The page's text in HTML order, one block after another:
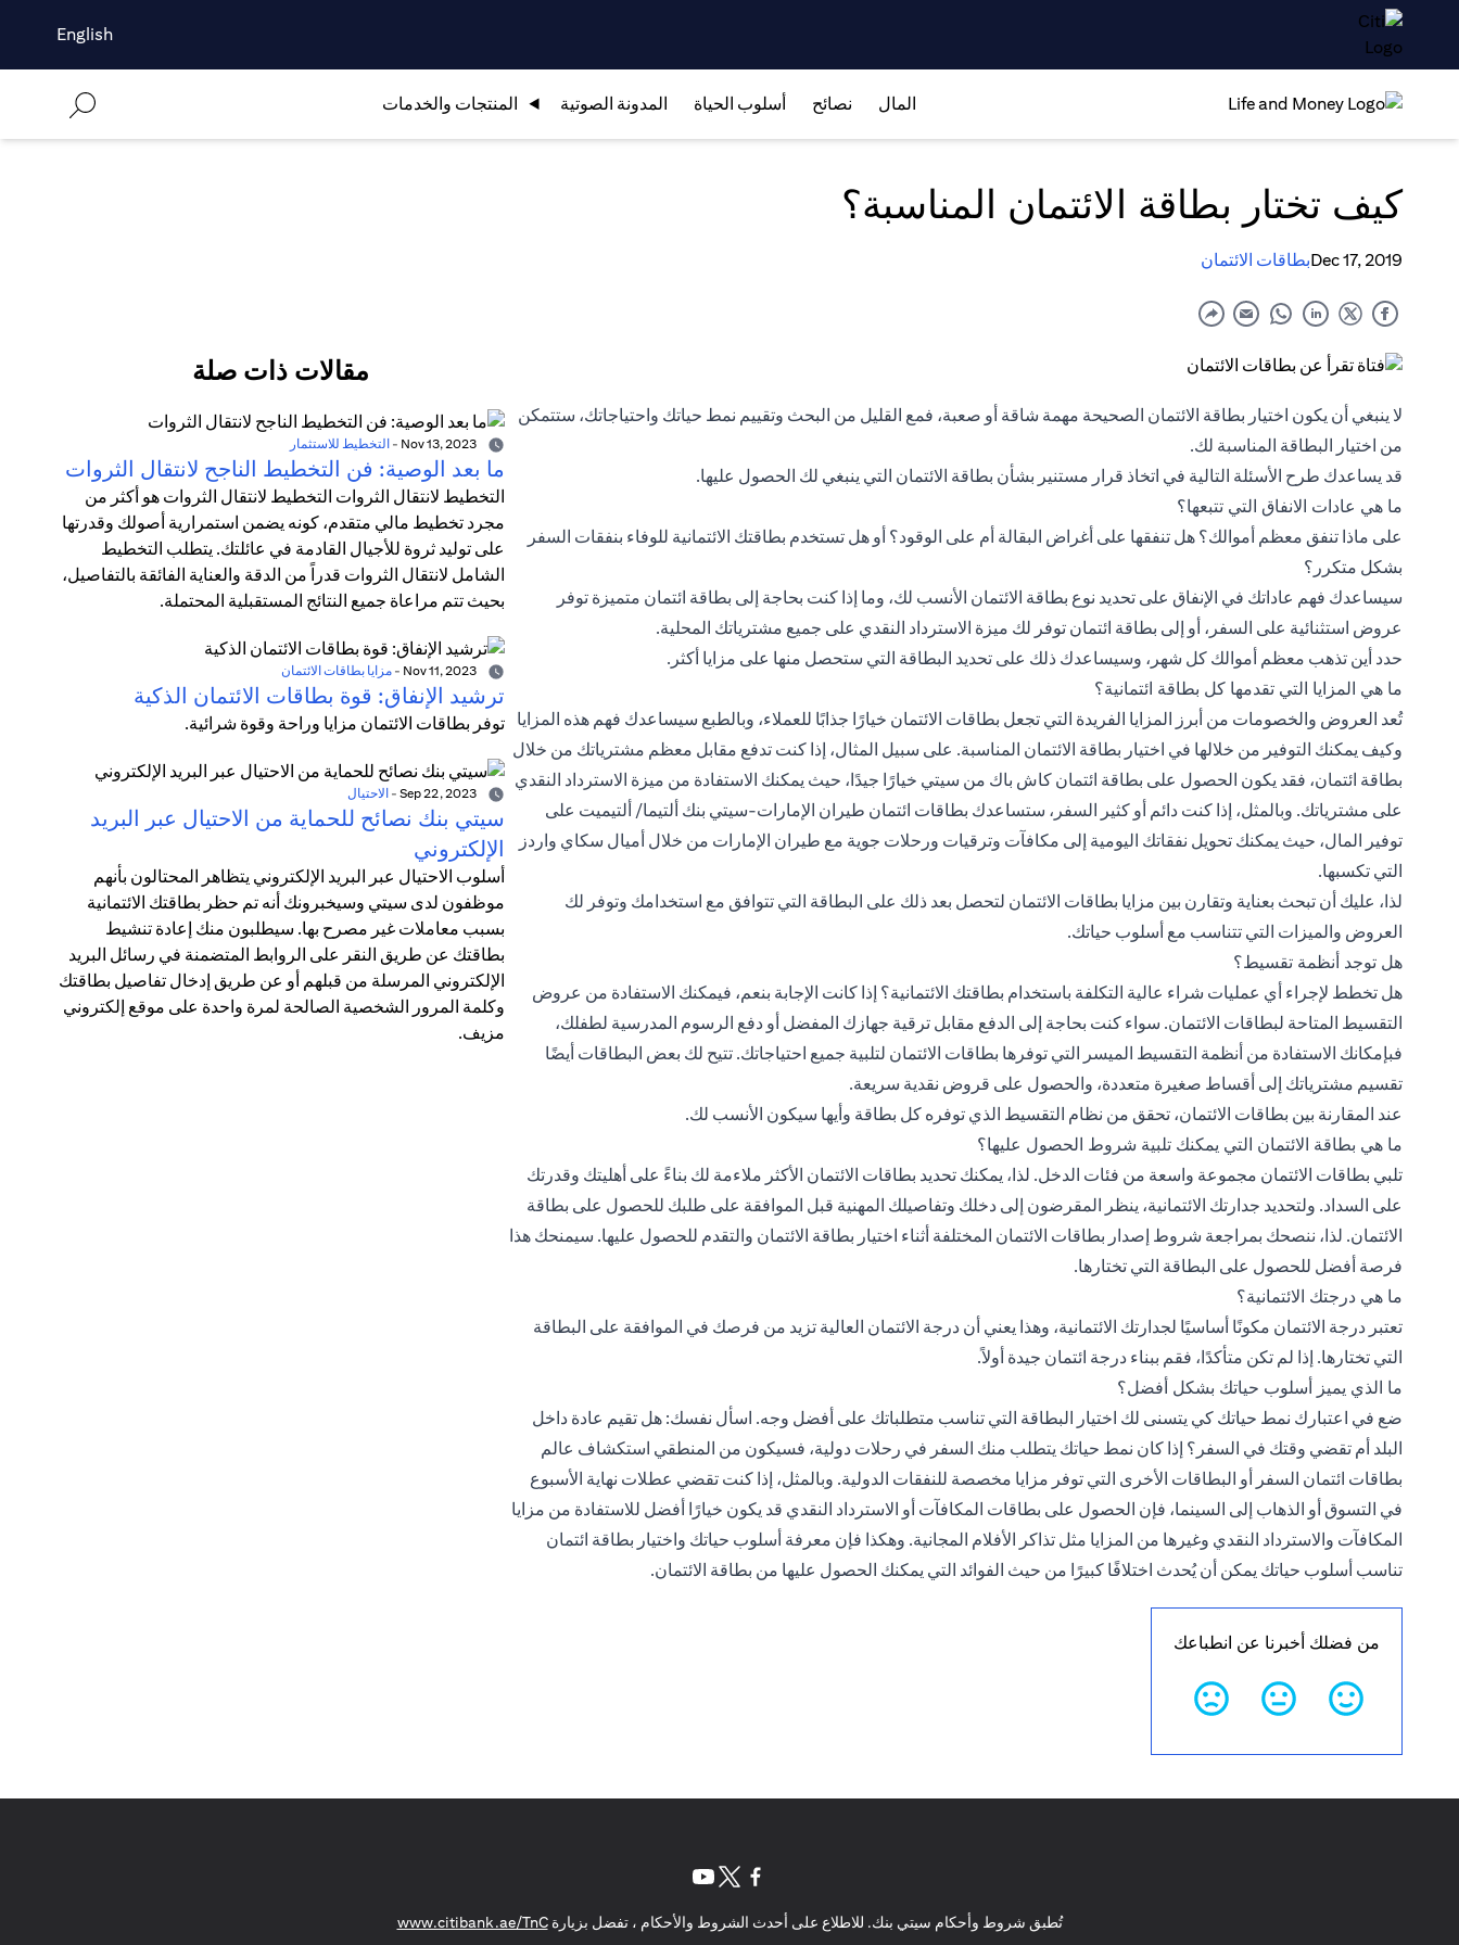
English
المال نصائح أسلوب الحياة المدونة الصوتية المنتجات والخدمات
كيف تختار بطاقة الائتمان المناسبة؟
Dec 17, 2019بطاقات الائتمان
لا ينبغي أن يكون اختيار بطاقة الائتمان الصحيحة مهمة شاقة أو صعبة، فمع القليل من البحث وتقييم نمط حياتك واحتياجاتك، ستتمكن
من اختيار البطاقة المناسبة لك.
قد يساعدك طرح الأسئلة التالية في اتخاذ قرار مستنير بشأن بطاقة الائتمان التي ينبغي لك الحصول عليها.
ما هي عادات الانفاق التي تتبعها؟
على ماذا تنفق معظم أموالك؟ هل تنفقها على أغراض البقالة أم على الوقود؟ أو هل تستخدم بطاقتك الائتمانية للوفاء بنفقات السفر
بشكل متكرر؟
سيساعدك فهم عاداتك في الإنفاق على تحديد نوع بطاقة الائتمان الأنسب لك، وما إذا كنت بحاجة إلى بطاقة ائتمان متميزة توفر
عروض استثنائية على السفر، أو إلى بطاقة ائتمان توفر لك ميزة الاسترداد النقدي على جميع مشترياتك المحلية.
حدد أين تذهب معظم أموالك كل شهر، وسيساعدك ذلك على تحديد البطاقة التي ستحصل منها على مزايا أكثر.
ما هي المزايا التي تقدمها كل بطاقة ائتمانية؟
تُعد العروض والخصومات من أبرز المزايا الفريدة التي تجعل بطاقات الائتمان خيارًا جذابًا للعملاء، وبالطبع سيساعدك فهم هذه المزايا
وكيف يمكنك التوفير من خلالها في اختيار بطاقة الائتمان المناسبة. على سبيل المثال، إذا كنت تدفع مقابل معظم مشترياتك من خلال
بطاقة ائتمان، فقد يكون الحصول على بطاقة ائتمان كاش باك من سيتي خيارًا جيدًا، حيث يمكنك الاستفادة من ميزة الاسترداد النقدي
على مشترياتك. وبالمثل، إذا كنت دائم أو كثير السفر، ستساعدك بطاقات ائتمان طيران الإمارات-سيتي بنك ألتيما/ ألتيميت على
توفير المال، حيث يمكنك تحويل نفقاتك اليومية إلى مكافآت وترقيات ورحلات جوية مع طيران الإمارات من خلال أميال سكاي واردز
التي تكسبها.
لذا، عليك أن تبحث بعناية وتقارن بين مزايا بطاقات الائتمان لتحصل بعد ذلك على البطاقة التي تتوافق مع استخدامك وتوفر لك
العروض والميزات التي تتناسب مع أسلوب حياتك.
هل توجد أنظمة تقسيط؟
هل تخطط لإجراء أي عمليات شراء عالية التكلفة باستخدام بطاقتك الائتمانية؟ إذا كانت الإجابة بنعم، فيمكنك الاستفادة من عروض
التقسيط المتاحة لبطاقات الائتمان. سواء كنت بحاجة إلى الدفع مقابل ترقية جهازك المفضل أو دفع الرسوم المدرسية لطفلك،
فبإمكانك الاستفادة من أنظمة التقسيط الميسر التي توفرها بطاقات الائتمان لتلبية جميع احتياجاتك. تتيح لك بعض البطاقات أيضًا
تقسيم مشترياتك إلى أقساط صغيرة متعددة، والحصول على قروض نقدية سريعة.
عند المقارنة بين بطاقات الائتمان، تحقق من نظام التقسيط الذي توفره كل بطاقة وأيها سيكون الأنسب لك.
ما هي بطاقة الائتمان التي يمكنك تلبية شروط الحصول عليها؟
تلبي بطاقات الائتمان مجموعة واسعة من فئات الدخل. لذا، يمكنك تحديد بطاقات الائتمان الأكثر ملاءمة لك بناءً على أهليتك وقدرتك
على السداد. ولتحديد جدارتك الائتمانية، ينظر المقرضون إلى دخلك وتفاصيلك المهنية قبل الموافقة على طلبك للحصول على بطاقة
الائتمان. لذا، ننصحك بمراجعة شروط إصدار بطاقات الائتمان المختلفة أثناء اختيار بطاقة الائتمان والتقدم للحصول عليها. سيمنحك هذا
فرصة أفضل للحصول على البطاقة التي تختارها.
ما هي درجتك الائتمانية؟
تعتبر درجة الائتمان مكونًا أساسيًا لجدارتك الائتمانية، وهذا يعني أن درجة الائتمان العالية تزيد من فرصك في الموافقة على البطاقة
التي تختارها. إذا لم تكن متأكدًا، فقم ببناء درجة ائتمان جيدة أولاً.
ما الذي يميز أسلوب حياتك بشكل أفضل؟
ضع في اعتبارك نمط حياتك كي يتسنى لك اختيار البطاقة التي تناسب متطلباتك على أفضل وجه. اسأل نفسك: هل تقيم عادة داخل
البلد أم تقضي وقتك في السفر؟ إذا كان نمط حياتك يتطلب منك السفر في رحلات دولية، فسيكون من المنطقي استكشاف عالم
بطاقات ائتمان السفر أو البطاقات الأخرى التي توفر مزايا مخصصة للنفقات الدولية. وبالمثل، إذا كنت تقضي عطلات نهاية الأسبوع
في التسوق أو الذهاب إلى السينما، فإن الحصول على بطاقات المكافآت أو الاسترداد النقدي قد يكون خيارًا أفضل للاستفادة من مزايا
المكافآت والاسترداد النقدي وغيرها من المزايا مثل تذاكر الأفلام المجانية. وهكذا فإن معرفة أسلوب حياتك واختيار بطاقة ائتمان
تناسب أسلوب حياتك يمكن أن يُحدث اختلافًا كبيرًا من حيث الفوائد التي يمكنك الحصول عليها من بطاقة الائتمان.
مقالات ذات صلة
- التخطيط للاستثمار
ما بعد الوصية: فن التخطيط الناجح لانتقال الثروات
التخطيط لانتقال الثروات التخطيط لانتقال الثروات هو أكثر من
مجرد تخطيط مالي متقدم، كونه يضمن استمرارية أصولك وقدرتها
على توليد ثروة للأجيال القادمة في عائلتك. يتطلب التخطيط
الشامل لانتقال الثروات قدراً من الدقة والعناية الفائقة بالتفاصيل،
بحيث تتم مراعاة جميع النتائج المستقبلية المحتملة.
- مزايا بطاقات الائتمان
ترشيد الإنفاق: قوة بطاقات الائتمان الذكية
توفر بطاقات الائتمان مزايا وراحة وقوة شرائية.
- الاحتيال
سيتي بنك نصائح للحماية من الاحتيال عبر البريد
الإلكتروني
أسلوب الاحتيال عبر البريد الإلكتروني يتظاهر المحتالون بأنهم
موظفون لدى سيتي وسيخبرونك أنه تم حظر بطاقتك الائتمانية
بسبب معاملات غير مصرح بها. سيطلبون منك إعادة تنشيط
بطاقتك عن طريق النقر على الروابط المتضمنة في رسائل البريد
الإلكتروني المرسلة من قبلهم أو عن طريق إدخال تفاصيل بطاقتك
وكلمة المرور الشخصية الصالحة لمرة واحدة على موقع إلكتروني
مزيف.
من فضلك أخبرنا عن انطباعك
تُطبق شروط وأحكام سيتي بنك. للاطلاع على أحدث الشروط والأحكام ، تفضل بزيارةwww.citibank.ae/TnC
(opens in a new tab)